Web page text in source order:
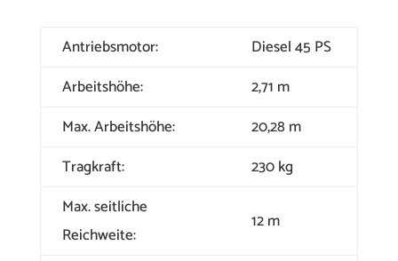
Antriebsmotor:
Diesel 45 PS
Arbeitshöhe:
2,71 m
Max. Arbeitshöhe:
20,28 m
Tragkraft:
230 kg
Max. seitliche
Reichweite:
12 m